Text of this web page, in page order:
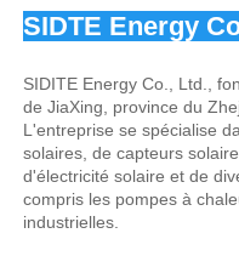
SIDTE Energy
SIDITE Energy Co., Ltd.,
de JiaXing, province du
L'entreprise se spécialise
solaires, de capteurs
d'électricité solaire et de
compris les pompes à
industrielles.